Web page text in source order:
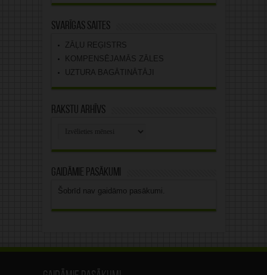
Svarīgas saites
ZĀĻU REĢISTRS
KOMPENSĒJAMĀS ZĀLES
UZTURA BAGĀTINĀTĀJI
Rakstu arhīvs
Gaidāmie pasākumi
Šobrīd nav gaidāmo pasākumi.